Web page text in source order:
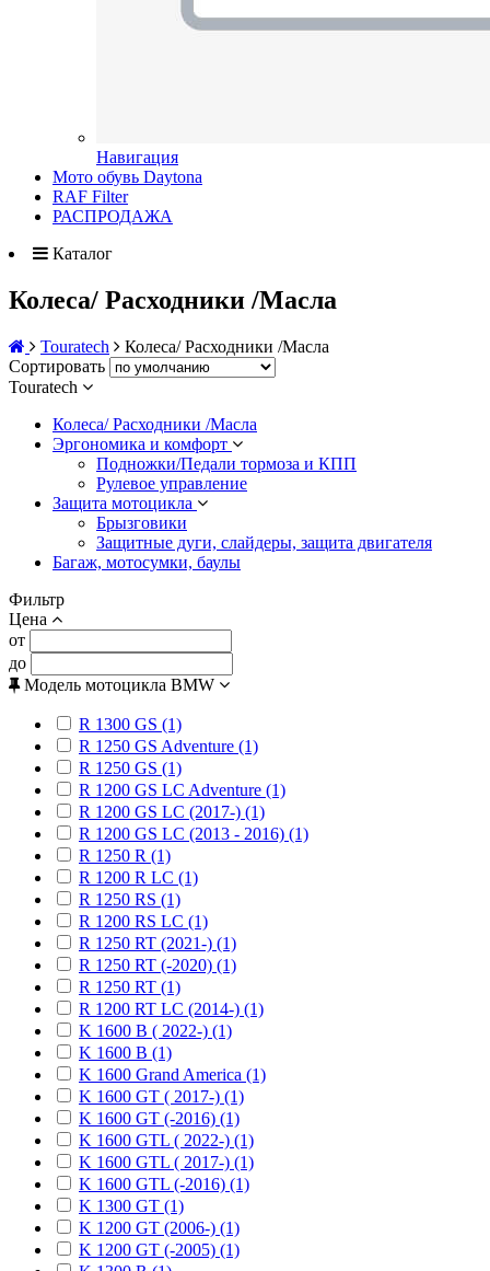
Навигация
Мото обувь Daytona
RAF Filter
РАСПРОДАЖА
Каталог
Колеса/ Расходники /Масла
Touratech
Колеса/ Расходники /Масла
Сортировать
Touratech
Колеса/ Расходники /Масла
Эргономика и комфорт
Подножки/Педали тормоза и КПП
Рулевое управление
Защита мотоцикла
Брызговики
Защитные дуги, слайдеры, защита двигателя
Багаж, мотосумки, баулы
Фильтр
Цена
от
до
Модель мотоцикла BMW
R 1300 GS (1)
R 1250 GS Adventure (1)
R 1250 GS (1)
R 1200 GS LC Adventure (1)
R 1200 GS LC (2017-) (1)
R 1200 GS LC (2013 - 2016) (1)
R 1250 R (1)
R 1200 R LC (1)
R 1250 RS (1)
R 1200 RS LC (1)
R 1250 RT (2021-) (1)
R 1250 RT (-2020) (1)
R 1250 RT (1)
R 1200 RT LC (2014-) (1)
K 1600 B ( 2022-) (1)
K 1600 B (1)
K 1600 Grand America (1)
K 1600 GT ( 2017-) (1)
K 1600 GT (-2016) (1)
K 1600 GTL ( 2022-) (1)
K 1600 GTL ( 2017-) (1)
K 1600 GTL (-2016) (1)
K 1300 GT (1)
K 1200 GT (2006-) (1)
K 1200 GT (-2005) (1)